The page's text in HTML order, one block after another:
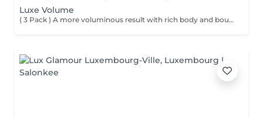
Luxe Volume
( 3 Pack ) A more voluminous result with rich body and bounce throughout.